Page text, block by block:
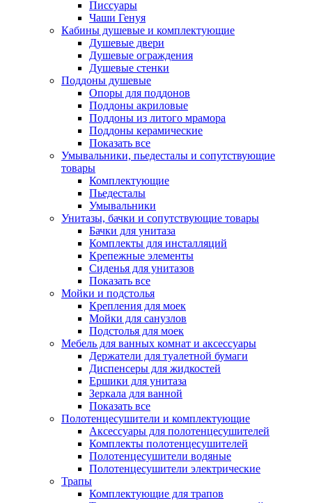
Писсуары
Чаши Генуя
Кабины душевые и комплектующие
Душевые двери
Душевые ограждения
Душевые стенки
Поддоны душевые
Опоры для поддонов
Поддоны акриловые
Поддоны из литого мрамора
Поддоны керамические
Показать все
Умывальники, пьедесталы и сопутствующие
товары
Комплектующие
Пьедесталы
Умывальники
Унитазы, бачки и сопутствующие товары
Бачки для унитаза
Комплекты для инсталляций
Крепежные элементы
Сиденья для унитазов
Показать все
Мойки и подстолья
Крепления для моек
Мойки для санузлов
Подстолья для моек
Мебель для ванных комнат и аксессуары
Держатели для туалетной бумаги
Диспенсеры для жидкостей
Ершики для унитаза
Зеркала для ванной
Показать все
Полотенцесушители и комплектующие
Аксессуары для полотенцесушителей
Комплекты полотенцесушителей
Полотенцесушители водяные
Полотенцесушители электрические
Трапы
Комплектующие для трапов